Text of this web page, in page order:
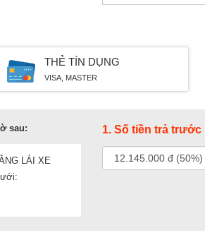
THẺ TÍN DỤNG
VISA, MASTER
sau:
LÁI XE
1. Số tiền trả trước